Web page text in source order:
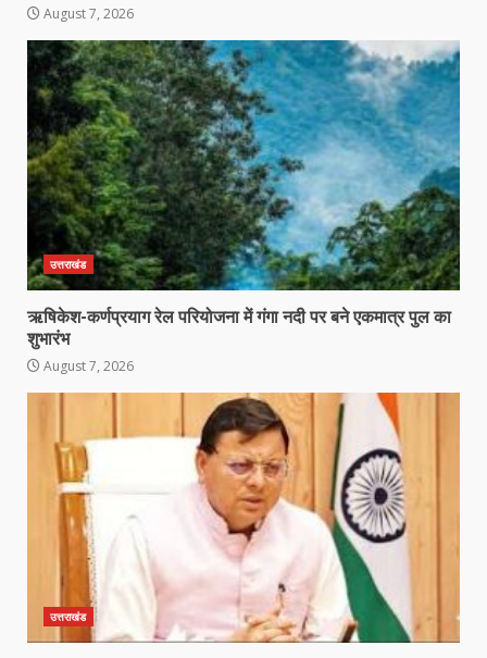
August 7, 2026
उत्तराखंड
ऋषिकेश-कर्णप्रयाग रेल परियोजना में गंगा नदी पर बने एकमात्र पुल का
शुभारंभ
August 7, 2026
उत्तराखंड